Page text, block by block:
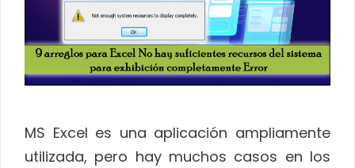
MS Excel es una aplicación ampliamente
utilizada, pero hay muchos casos en los